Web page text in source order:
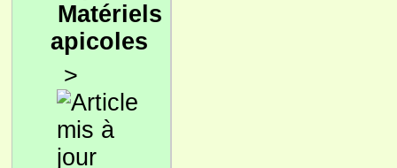
Matériels
apicoles
>